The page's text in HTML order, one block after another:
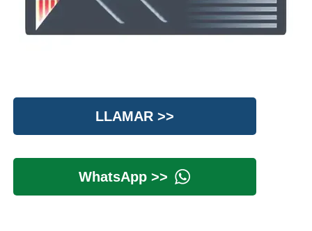
LLAMAR >>
WhatsApp >>